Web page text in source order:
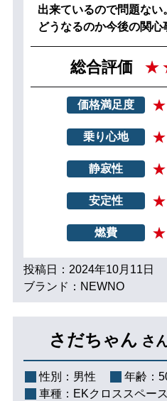
出来ているので問題な
どうなるのか今後の関心
総合評価
価格満足度
乗り心地
静寂性
安定性
燃費
投稿日：2024年10月11日
ブランド：NEWNO
さだちゃん さ
性別： 男性 年齢：
車種： EKクロススペース